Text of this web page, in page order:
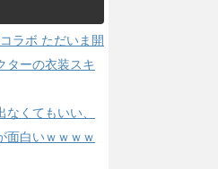
ラボ ただいま開
ターの衣装スキ
なくてもいい、
面白いｗｗｗｗ